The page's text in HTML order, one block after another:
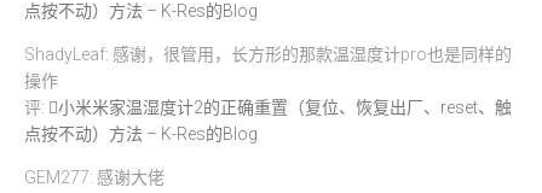
点按不动）方法 – K-Res的Blog
ShadyLeaf: 感谢，很管用，长方形的那款温湿度计pro也是同样的
操作
评:
小米米家温湿度计2的正确重置（复位、恢复出厂、reset、触
点按不动）方法 – K-Res的Blog
GEM277: 感谢大佬